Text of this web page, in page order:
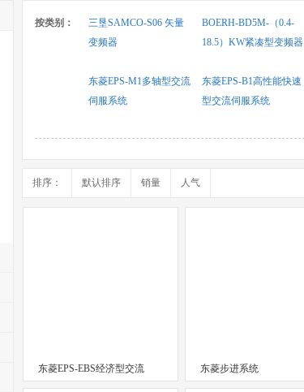
按类别：
三垦SAMCO-S06 矢量
变频器
BOERH-BD5M-（0.4-
18.5）KW紧凑型变频器
东菱EPS-M1多轴型交流
伺服系统
东菱EPS-B1高性能快速
型交流伺服系统
排序： 默认排序 销量 人气
东菱EPS-EBS经济型交流 东菱步进系统